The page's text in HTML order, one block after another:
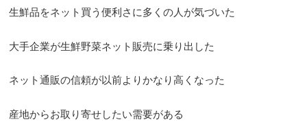
生鮮品をネット買う便利さに多くの人が気づいた
大手企業が生鮮野菜ネット販売に乗り出した
ネット通販の信頼が以前よりかなり高くなった
産地からお取り寄せしたい需要がある